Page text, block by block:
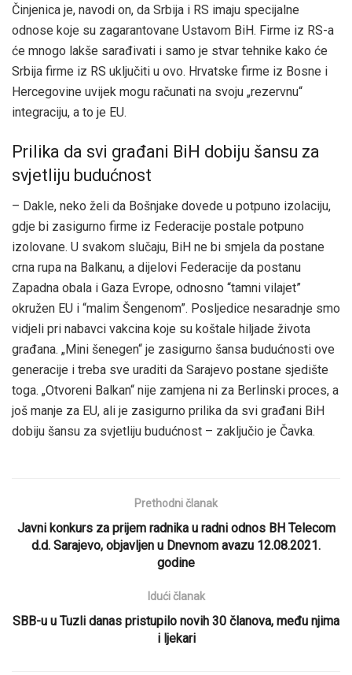
Činjenica je, navodi on, da Srbija i RS imaju specijalne
odnose koje su zagarantovane Ustavom BiH. Firme iz RS-a
će mnogo lakše sarađivati i samo je stvar tehnike kako će
Srbija firme iz RS uključiti u ovo. Hrvatske firme iz Bosne i
Hercegovine uvijek mogu računati na svoju „rezervnu“
integraciju, a to je EU.
Prilika da svi građani BiH dobiju šansu za
svjetliju budućnost
– Dakle, neko želi da Bošnjake dovede u potpuno izolaciju,
gdje bi zasigurno firme iz Federacije postale potpuno
izolovane. U svakom slučaju, BiH ne bi smjela da postane
crna rupa na Balkanu, a dijelovi Federacije da postanu
Zapadna obala i Gaza Evrope, odnosno “tamni vilajet”
okružen EU i “malim Šengenom”. Posljedice nesaradnje smo
vidjeli pri nabavci vakcina koje su koštale hiljade života
građana. „Mini šenegen“ je zasigurno šansa budućnosti ove
generacije i treba sve uraditi da Sarajevo postane sjedište
toga. „Otvoreni Balkan“ nije zamjena ni za Berlinski proces, a
još manje za EU, ali je zasigurno prilika da svi građani BiH
dobiju šansu za svjetliju budućnost – zaključio je Čavka.
Prethodni članak
Javni konkurs za prijem radnika u radni odnos BH Telecom
d.d. Sarajevo, objavljen u Dnevnom avazu 12.08.2021.
godine
Idući članak
SBB-u u Tuzli danas pristupilo novih 30 članova, među njima
i ljekari